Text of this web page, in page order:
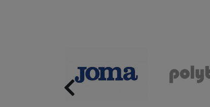
Previous